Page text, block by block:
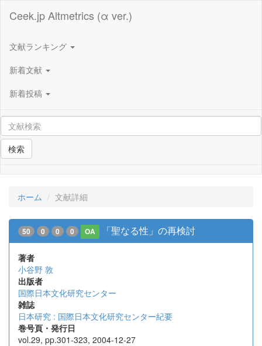
Ceek.jp Altmetrics (α ver.)
文献ランキング
新着文献
新着投稿
検索
ホーム 文献詳細
50 0 0 0 OA 「聖なる性」の再検討
著者
小谷野 敦
出版者
国際日本文化研究センター
雑誌
日本研究 : 国際日本文化研究センター紀要
巻号頁・発行日
vol.29, pp.301-323, 2004-12-27